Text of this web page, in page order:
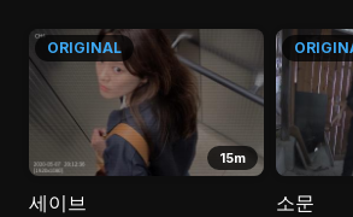
15m
ORIGINAL
세이브
소문